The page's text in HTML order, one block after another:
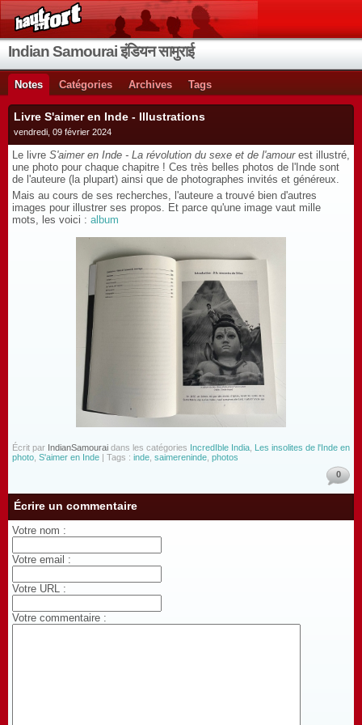
Indian Samourai इंडियन सामुराई
Notes Catégories Archives Tags
Livre S'aimer en Inde - Illustrations
vendredi, 09 février 2024
Le livre S'aimer en Inde - La révolution du sexe et de l'amourest illustré,
une photo pour chaque chapitre ! Ces très belles photos de l'Inde sont
de l'auteure (la plupart) ainsi que de photographes invités et généreux.
Mais au cours de ses recherches, l'auteure a trouvé bien d'autres
images pour illustrer ses propos. Et parce qu'une image vaut mille
mots, les voici : album
Écrit par IndianSamourai dans les catégories IncredIble India Les insolites de l'Inde en
photo S'aimer en Inde | Tags : inde saimereninde photos
0
Écrire un commentaire
Votre nom :
Votre email :
Votre URL :
Votre commentaire :